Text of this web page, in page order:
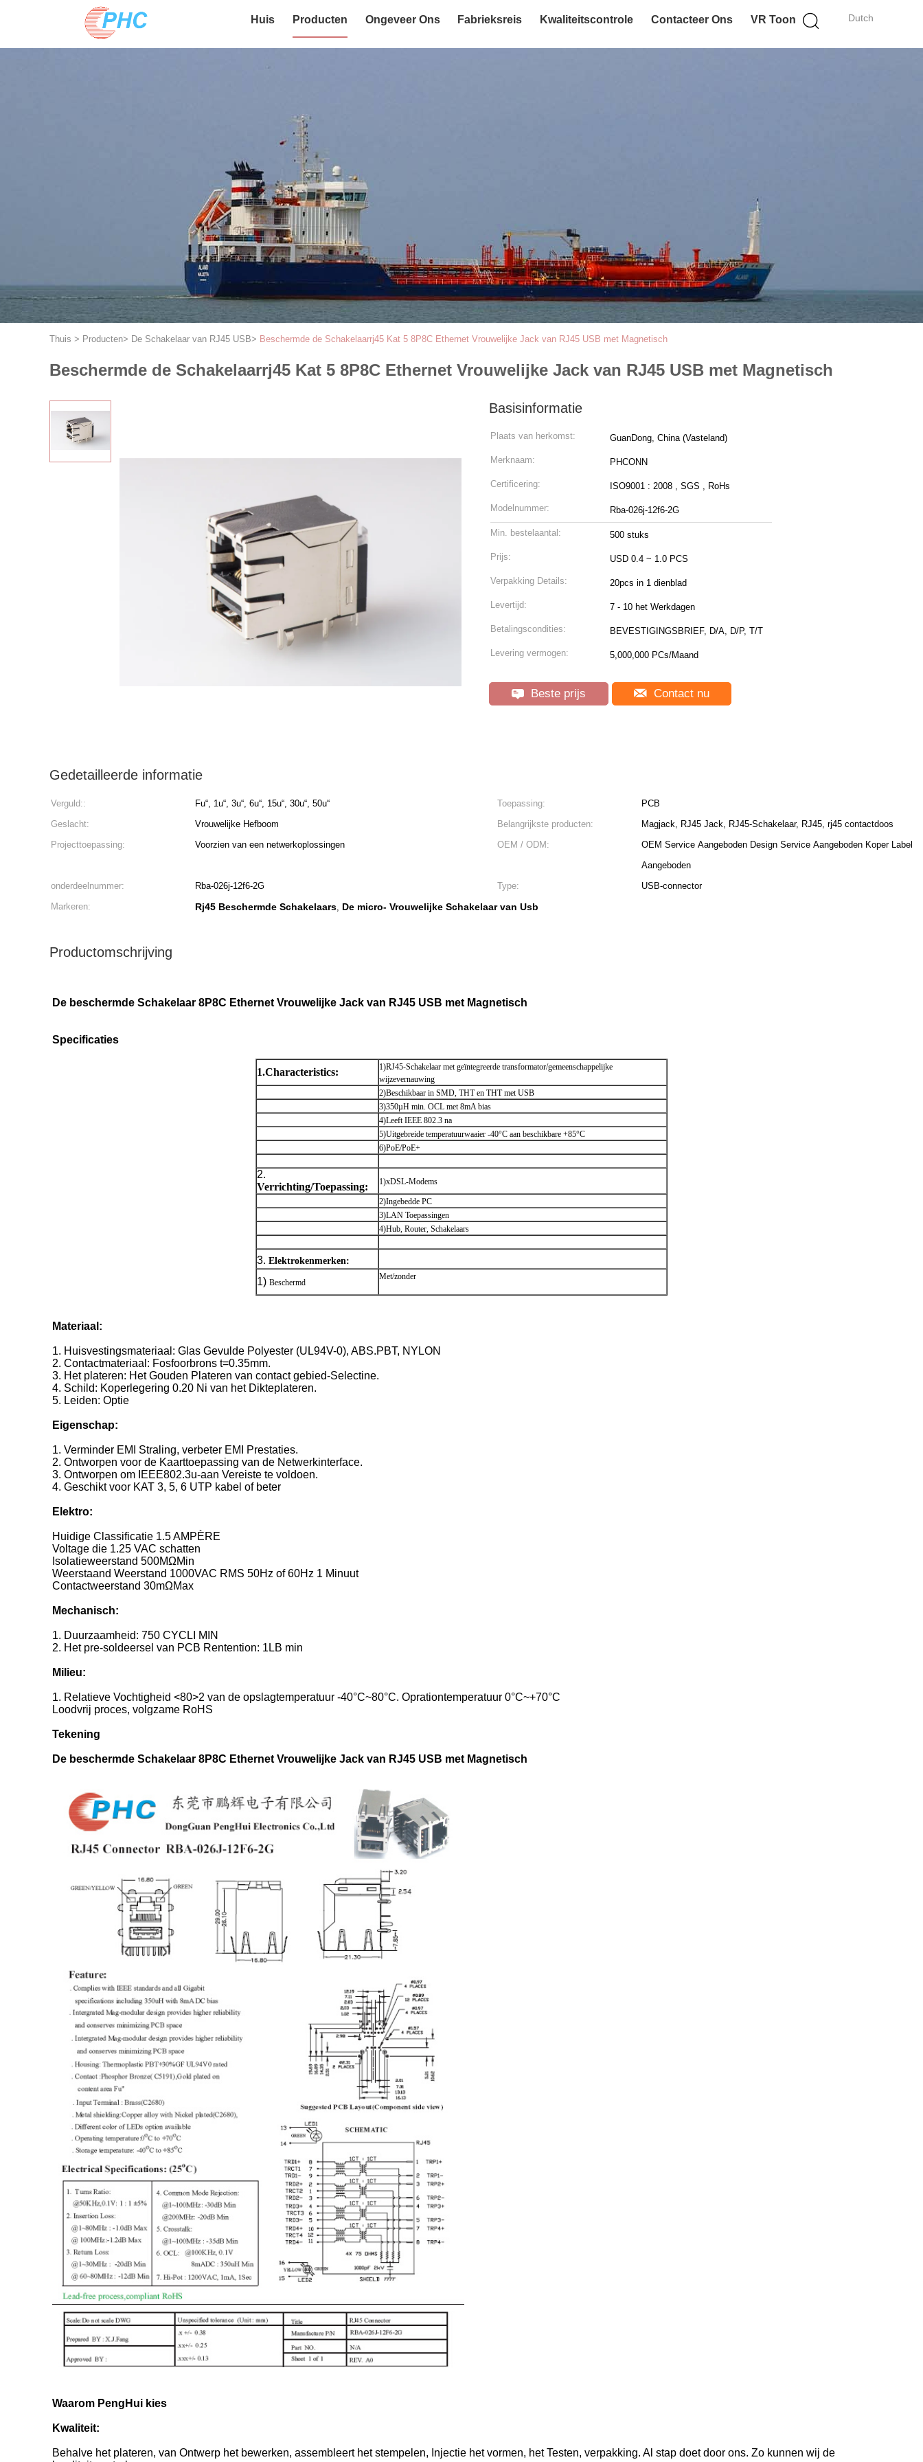
Dutch
Huis Producten Ongeveer Ons Fabrieksreis Kwaliteitscontrole Contacteer Ons VR Toon
Thuis > Producten> De Schakelaar van RJ45 USB> Beschermde de Schakelaarrj45 Kat 5 8P8C Ethernet Vrouwelijke Jack van RJ45 USB met Magnetisch
Beschermde de Schakelaarrj45 Kat 5 8P8C Ethernet Vrouwelijke Jack van RJ45 USB met Magnetisch
Basisinformatie
Plaats van herkomst: GuanDong, China (Vasteland)
Merknaam: PHCONN
Certificering: ISO9001 : 2008 , SGS , RoHs
Modelnummer: Rba-026j-12f6-2G
Min. bestelaantal: 500 stuks
Prijs: USD 0.4 ~ 1.0 PCS
Verpakking Details: 20pcs in 1 dienblad
Levertijd: 7 - 10 het Werkdagen
Betalingscondities: BEVESTIGINGSBRIEF, D/A, D/P, T/T
Levering vermogen: 5,000,000 PCs/Maand
Beste prijs Contact nu
Gedetailleerde informatie
Verguld:: Fu“, 1u“, 3u“, 6u“, 15u“, 30u“, 50u“ Toepassing:
PCB
Geslacht:
Vrouwelijke Hefboom Belangrijkste producten:
Magjack, RJ45 Jack, RJ45-Schakelaar, RJ45, rj45 contactdoos
Projecttoepassing:
Voorzien van een netwerkoplossingen OEM / ODM:
OEM Service Aangeboden Design Service Aangeboden Koper Label
Aangeboden
onderdeelnummer:
Rba-026j-12f6-2G Type:
USB-connector
Markeren:
Rj45 Beschermde Schakelaars, De micro- Vrouwelijke Schakelaar van Usb
Productomschrijving
De beschermde Schakelaar 8P8C Ethernet Vrouwelijke Jack van RJ45 USB met Magnetisch
Specificaties
1.Characteristics:
1)RJ45-Schakelaar met geïntegreerde transformator/gemeenschappelijke
wijzevernauwing
2)Beschikbaar in SMD, THT en THT met USB
3)350µH min. OCL met 8mA bias
4)Leeft IEEE 802.3 na
5)Uitgebreide temperatuurwaaier -40°C aan beschikbare +85°C
6)PoE/PoE+
2.
Verrichting/Toepassing:
1)xDSL-Modems
2)Ingebedde PC
3)LAN Toepassingen
4)Hub, Router, Schakelaars
3. Elektrokenmerken:
1) Beschermd
Met/zonder
Materiaal:
1. Huisvestingsmateriaal: Glas Gevulde Polyester (UL94V-0), ABS.PBT, NYLON
2. Contactmateriaal: Fosfoorbrons t=0.35mm.
3. Het plateren: Het Gouden Plateren van contact gebied-Selectine.
4. Schild: Koperlegering 0.20 Ni van het Dikteplateren.
5. Leiden: Optie
Eigenschap:
1. Verminder EMI Straling, verbeter EMI Prestaties.
2. Ontworpen voor de Kaarttoepassing van de Netwerkinterface.
3. Ontworpen om IEEE802.3u-aan Vereiste te voldoen.
4. Geschikt voor KAT 3, 5, 6 UTP kabel of beter
Elektro:
Huidige Classificatie 1.5 AMPÈRE
Voltage die 1.25 VAC schatten
Isolatieweerstand 500MΩMin
Weerstaand Weerstand 1000VAC RMS 50Hz of 60Hz 1 Minuut
Contactweerstand 30mΩMax
Mechanisch:
1. Duurzaamheid: 750 CYCLI MIN
2. Het pre-soldeersel van PCB Rentention: 1LB min
Milieu:
1. Relatieve Vochtigheid <80>2 van de opslagtemperatuur -40°C~80°C. Oprationtemperatuur 0°C~+70°C
Loodvrij proces, volgzame RoHS
Tekening
De beschermde Schakelaar 8P8C Ethernet Vrouwelijke Jack van RJ45 USB met Magnetisch
Waarom PengHui kies
Kwaliteit:
Behalve het plateren, van Ontwerp het bewerken, assembleert het stempelen, Injectie het vormen, het Testen, verpakking. Al stap doet door ons. Zo kunnen wij de